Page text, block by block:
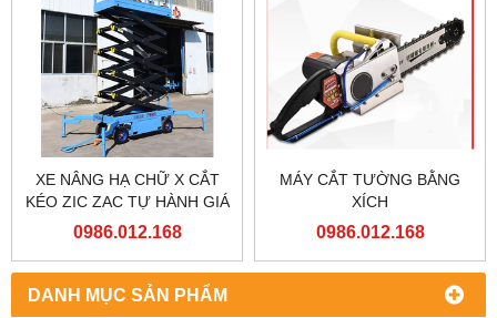
DANH MỤC SẢN PHẨM
XE NÂNG HẠ CHỮ X CẮT
KÉO ZIC ZAC TỰ HÀNH GIÁ
RẺ
0986.012.168
MÁY CẮT TƯỜNG BẰNG
XÍCH
0986.012.168